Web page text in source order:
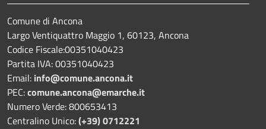
Comune di Ancona
Largo Ventiquattro Maggio 1, 60123, Ancona
Codice Fiscale:00351040423
Partita IVA: 00351040423
Email: info@comune.ancona.it
PEC:comune.ancona@emarche.it
Numero Verde: 800653413
Centralino Unico:(+39) 0712221